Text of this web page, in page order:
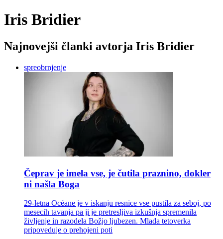
Iris Bridier
Najnovejši članki avtorja Iris Bridier
spreobrnjenje
Čeprav je imela vse, je čutila praznino, dokler
ni našla Boga
29-letna Océane je v iskanju resnice vse pustila za seboj, po
mesecih tavanja pa ji je pretresljiva izkušnja spremenila
življenje in razodela Božjo ljubezen. Mlada tetoverka
pripoveduje o prehojeni poti